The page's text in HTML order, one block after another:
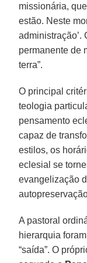
missionária,
estão. Neste
administração’.
permanente de
terra”.
O principal
teologia
pensamento
capaz de
estilos, os
eclesial se
evangelização
A pastoral
hierarquia
“saída”. O